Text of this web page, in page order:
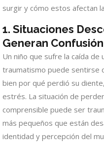
surgir y cómo estos afectan
1. Situaciones
Generan Confusión
Un niño que sufre la caída de
traumatismo puede sentirse
bien por qué perdió su
estrés. La situación de
comprensible puede ser
más pequeños que están
identidad y percepción del